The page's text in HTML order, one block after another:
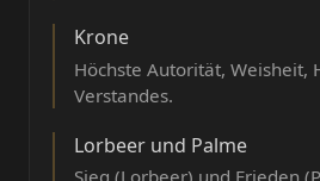
Krone
Höchste Autorität, Weisheit,
Verstandes.
Lorbeer und Palme